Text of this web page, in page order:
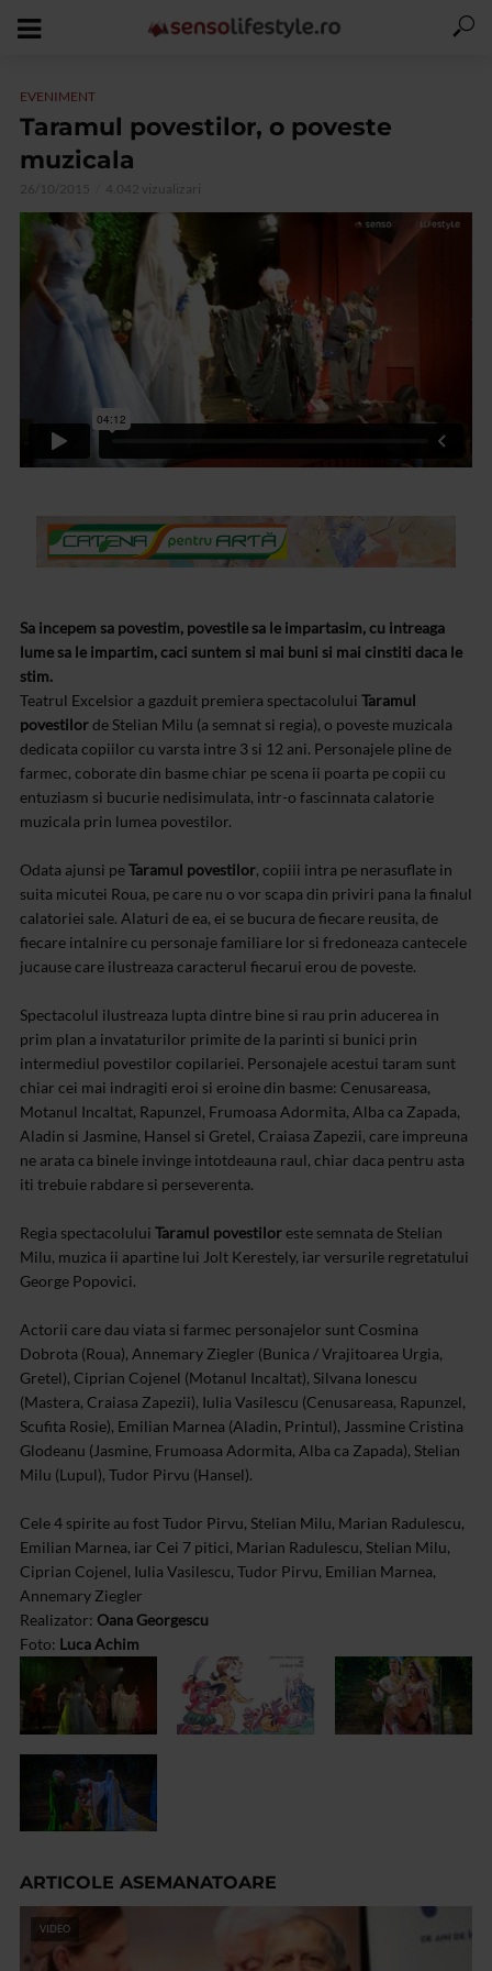
EVENIMENT
Taramul povestilor, o poveste
muzicala
26/10/2015 4.042 vizualizari
Sa incepem sa povestim, povestile sa le impartasim, cu intreaga
lume sa le impartim, caci suntem si mai buni si mai cinstiti daca le
stim.
Teatrul Excelsior a gazduit premiera spectacolului Taramul
povestilorde Stelian Milu (a semnat si regia), o poveste muzicala
dedicata copiilor cu varsta intre 3 si 12 ani. Personajele pline de
farmec, coborate din basme chiar pe scena ii poarta pe copii cu
entuziasm si bucurie nedisimulata, intr-o fascinnata calatorie
muzicala prin lumea povestilor.
Odata ajunsi peTaramul povestilor, copiii intra pe nerasuflate in
suita micutei Roua, pe care nu o vor scapa din priviri pana la finalul
calatoriei sale. Alaturi de ea, ei se bucura de fiecare reusita, de
fiecare intalnire cu personaje familiare lor si fredoneaza cantecele
jucause care ilustreaza caracterul fiecarui erou de poveste.
Spectacolul ilustreaza lupta dintre bine si rau prin aducerea in
prim plan a invataturilor primite de la parinti si bunici prin
intermediul povestilor copilariei. Personajele acestui taram sunt
chiar cei mai indragiti eroi si eroine din basme: Cenusareasa,
Motanul Incaltat, Rapunzel, Frumoasa Adormita, Alba ca Zapada,
Aladin si Jasmine, Hansel si Gretel, Craiasa Zapezii, care impreuna
ne arata ca binele invinge intotdeauna raul, chiar daca pentru asta
iti trebuie rabdare si perseverenta.
Regia spectacolului Taramul povestiloreste semnata de Stelian
Milu, muzica ii apartine lui Jolt Kerestely, iar versurile regretatului
George Popovici.
Actorii care dau viata si farmec personajelor sunt Cosmina
Dobrota (Roua), Annemary Ziegler (Bunica / Vrajitoarea Urgia,
Gretel), Ciprian Cojenel (Motanul Incaltat), Silvana Ionescu
(Mastera, Craiasa Zapezii), Iulia Vasilescu (Cenusareasa, Rapunzel,
Scufita Rosie), Emilian Marnea (Aladin, Printul), Jassmine Cristina
Glodeanu (Jasmine, Frumoasa Adormita, Alba ca Zapada), Stelian
Milu (Lupul), Tudor Pirvu (Hansel).
Cele 4 spirite au fost Tudor Pirvu, Stelian Milu, Marian Radulescu,
Emilian Marnea, iar Cei 7 pitici, Marian Radulescu, Stelian Milu,
Ciprian Cojenel, Iulia Vasilescu, Tudor Pirvu, Emilian Marnea,
Annemary Ziegler
Realizator: Oana Georgescu
Foto: Luca Achim
ARTICOLE ASEMANATOARE
VIDEO